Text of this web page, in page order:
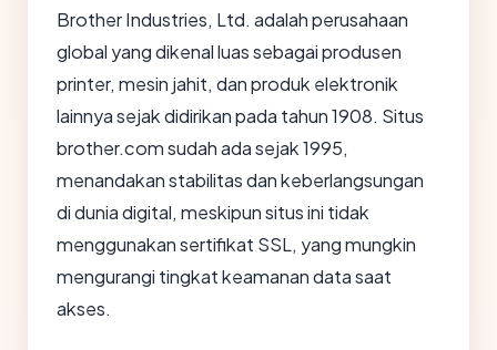
Brother Industries, Ltd. adalah perusahaan
global yang dikenal luas sebagai produsen
printer, mesin jahit, dan produk elektronik
lainnya sejak didirikan pada tahun 1908. Situs
brother.com sudah ada sejak 1995,
menandakan stabilitas dan keberlangsungan
di dunia digital, meskipun situs ini tidak
menggunakan sertifikat SSL, yang mungkin
mengurangi tingkat keamanan data saat
akses.